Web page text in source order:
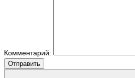
Комментарий:
Отправить